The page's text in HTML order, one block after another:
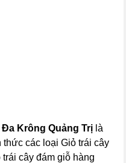
Krông Quảng Trị là
thức các loại Giỏ trái cây
cây đám giỗ hàng